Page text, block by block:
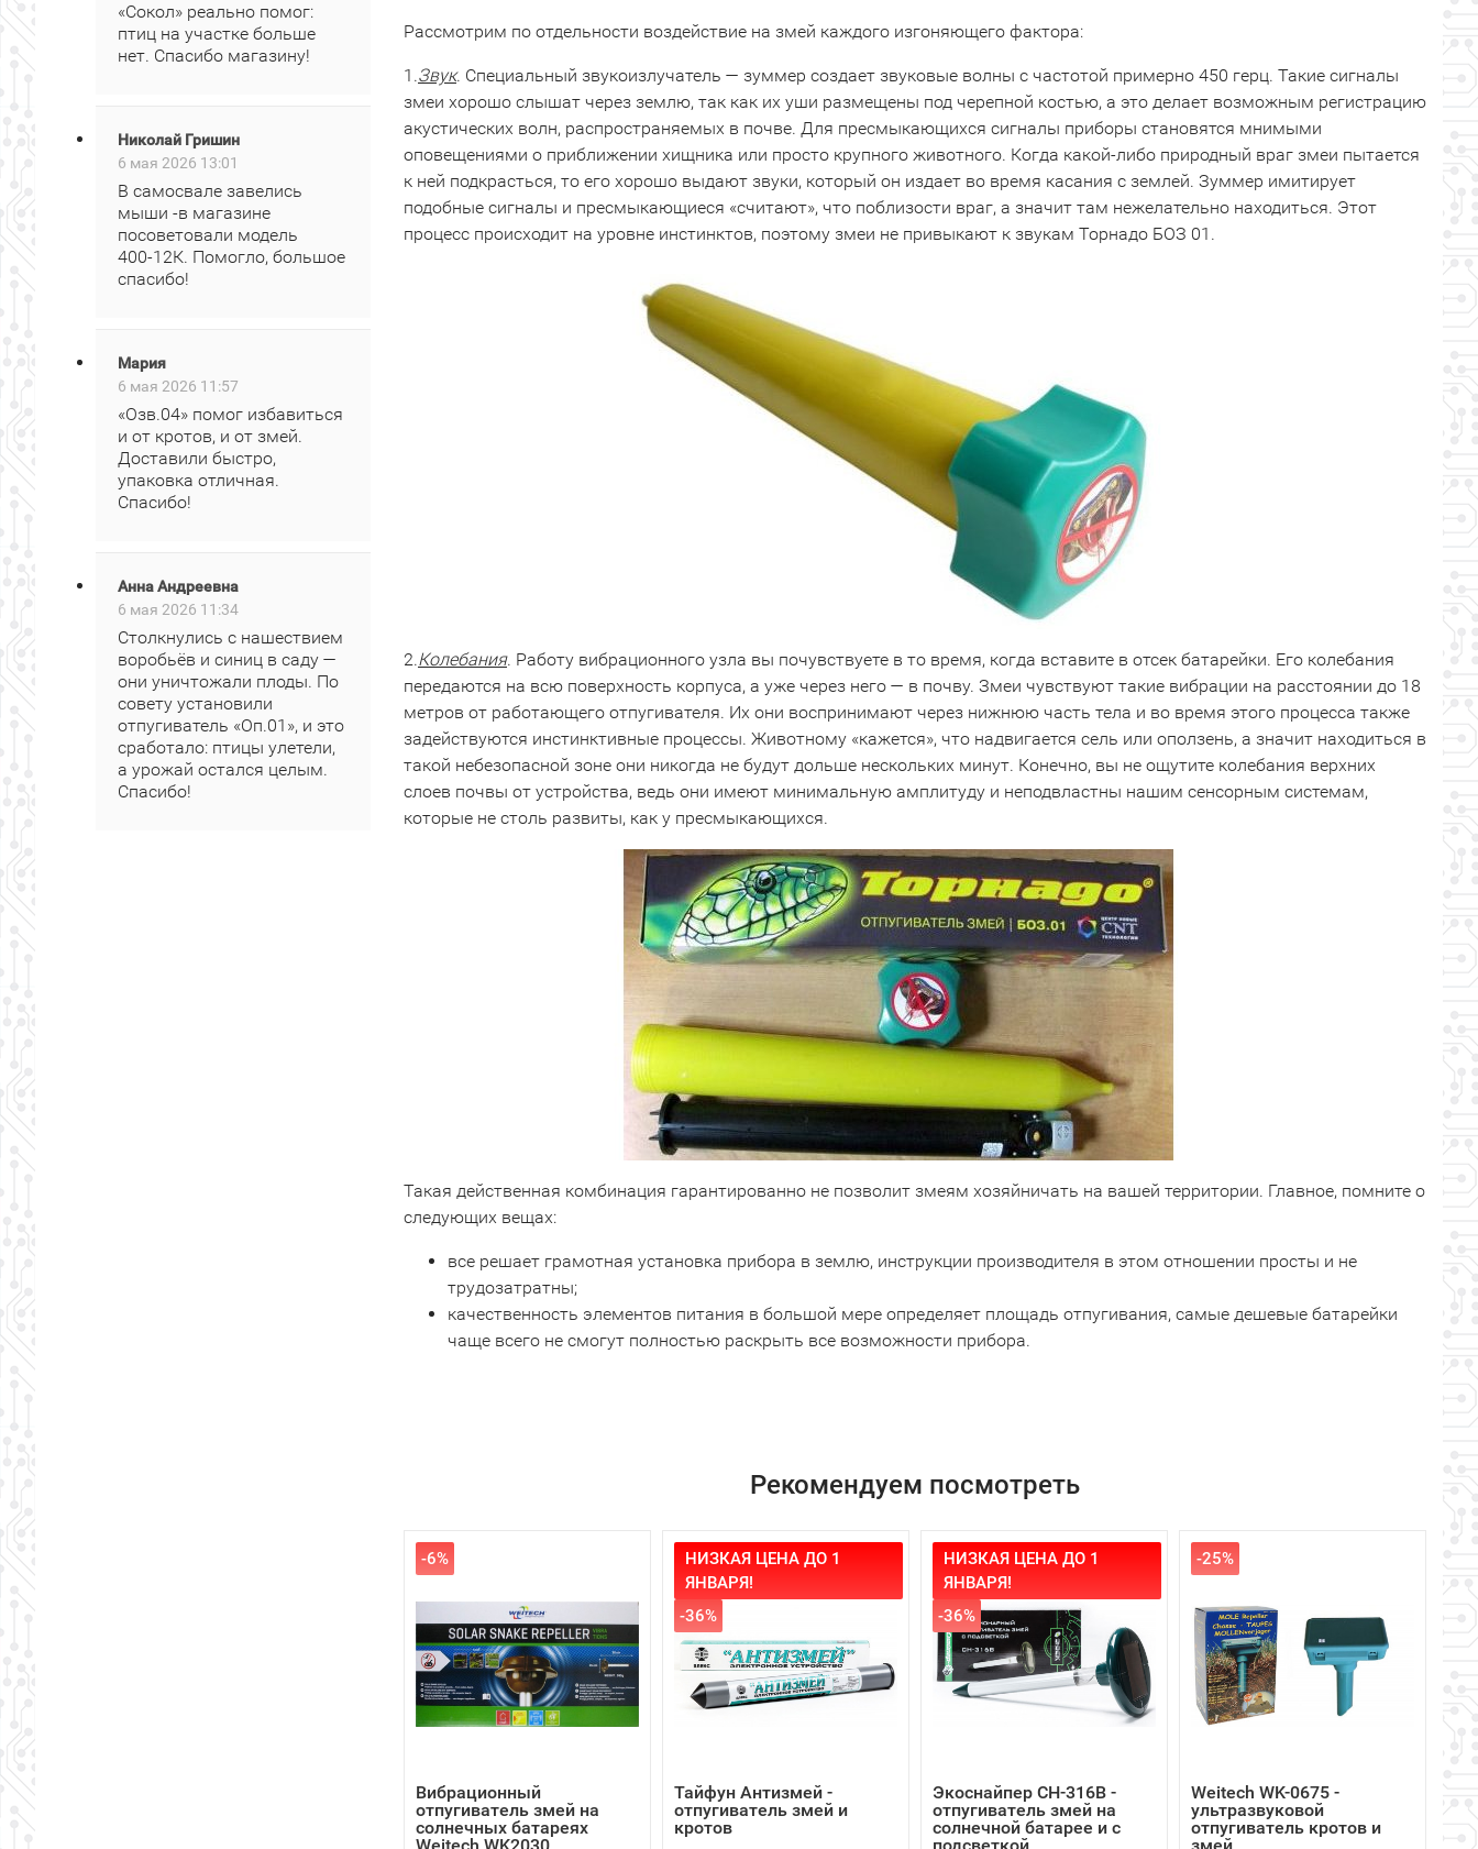
«Сокол» реально помог:
птиц на участке больше
нет. Спасибо магазину!
Николай Гришин
6 мая 2026 13:01
В самосвале завелись
мыши -в магазине
посоветовали модель
400‑12К. Помогло, большое
спасибо!
Мария
6 мая 2026 11:57
«Озв.04» помог избавиться
и от кротов, и от змей.
Доставили быстро,
упаковка отличная.
Спасибо!
Анна Андреевна
6 мая 2026 11:34
Столкнулись с нашествием
воробьёв и синиц в саду —
они уничтожали плоды. По
совету установили
отпугиватель «Оп.01», и это
сработало: птицы улетели,
а урожай остался целым.
Спасибо!
Рассмотрим по отдельности воздействие на змей каждого изгоняющего фактора:
1.Звук. Специальный звукоизлучатель — зуммер создает звуковые волны с частотой примерно 450 герц. Такие сигналы
змеи хорошо слышат через землю, так как их уши размещены под черепной костью, а это делает возможным регистрацию
акустических волн, распространяемых в почве. Для пресмыкающихся сигналы приборы становятся мнимыми
оповещениями о приближении хищника или просто крупного животного. Когда какой-либо природный враг змеи пытается
к ней подкрасться, то его хорошо выдают звуки, который он издает во время касания с землей. Зуммер имитирует
подобные сигналы и пресмыкающиеся «считают», что поблизости враг, а значит там нежелательно находиться. Этот
процесс происходит на уровне инстинктов, поэтому змеи не привыкают к звукам Торнадо БОЗ 01.
2.Колебания. Работу вибрационного узла вы почувствуете в то время, когда вставите в отсек батарейки. Его колебания
передаются на всю поверхность корпуса, а уже через него — в почву. Змеи чувствуют такие вибрации на расстоянии до 18
метров от работающего отпугивателя. Их они воспринимают через нижнюю часть тела и во время этого процесса также
задействуются инстинктивные процессы. Животному «кажется», что надвигается сель или оползень, а значит находиться в
такой небезопасной зоне они никогда не будут дольше нескольких минут. Конечно, вы не ощутите колебания верхних
слоев почвы от устройства, ведь они имеют минимальную амплитуду и неподвластны нашим сенсорным системам,
которые не столь развиты, как у пресмыкающихся.
Такая действенная комбинация гарантированно не позволит змеям хозяйничать на вашей территории. Главное, помните о
следующих вещах:
все решает грамотная установка прибора в землю, инструкции производителя в этом отношении просты и не
трудозатратны;
качественность элементов питания в большой мере определяет площадь отпугивания, самые дешевые батарейки
чаще всего не смогут полностью раскрыть все возможности прибора.
Рекомендуем посмотреть
-6%
Вибрационный
отпугиватель змей на
солнечных батареях
НИЗКАЯ ЦЕНА ДО 1
ЯНВАРЯ!
-36%
Тайфун Антизмей -
отпугиватель змей и
кротов
НИЗКАЯ ЦЕНА ДО 1
ЯНВАРЯ!
-36%
Экоснайпер CH-316B -
отпугиватель змей на
солнечной батарее и с
-25%
Weitech WK-0675 -
ультразвуковой
отпугиватель кротов и